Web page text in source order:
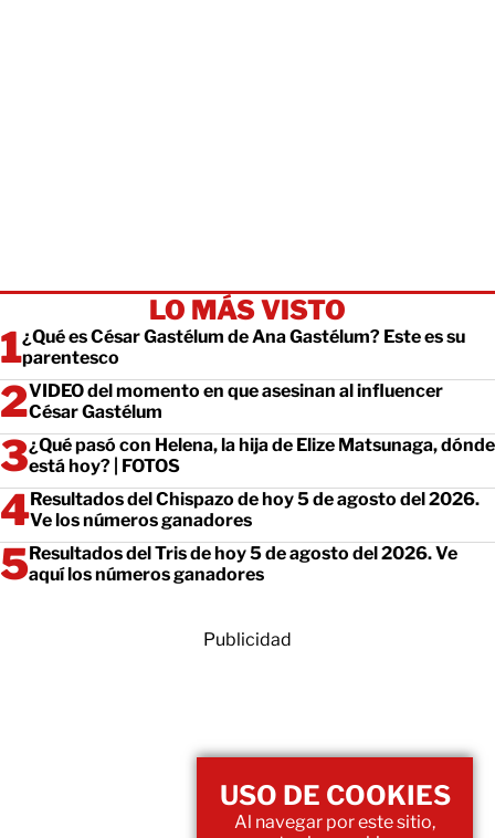
LO MÁS VISTO
¿Qué es César Gastélum de Ana Gastélum? Este es su
parentesco
VIDEO del momento en que asesinan al influencer
César Gastélum
¿Qué pasó con Helena, la hija de Elize Matsunaga, dónde
está hoy? | FOTOS
Resultados del Chispazo de hoy 5 de agosto del 2026.
Ve los números ganadores
Resultados del Tris de hoy 5 de agosto del 2026. Ve
aquí los números ganadores
Publicidad
USO DE COOKIES
Al navegar por este sitio,